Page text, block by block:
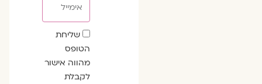
שדה
הסכמה
שליחת
הטופס
מהווה אישור
לקבלת